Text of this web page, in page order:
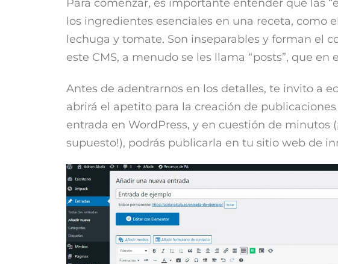
Para comenzar, es importante entender que las
los ingredientes esenciales en una receta, como
lechuga y tomate. Son inseparables y forman el
este CMS, a menudo se les llama “posts”, que
Antes de adentrarnos en los detalles, te invito a
abrirá el apetito para la creación de
entrada en WordPress, y en cuestión de
supuesto!), podrás publicarla en tu sitio web de